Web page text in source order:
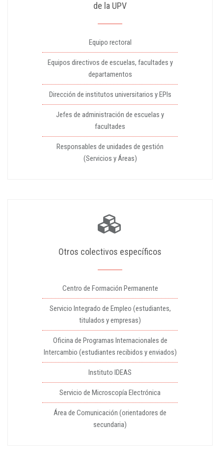
de la UPV
Equipo rectoral
Equipos directivos de escuelas, facultades y
departamentos
Dirección de institutos universitarios y EPIs
Jefes de administración de escuelas y
facultades
Responsables de unidades de gestión
(Servicios y Áreas)
Otros colectivos específicos
Centro de Formación Permanente
Servicio Integrado de Empleo (estudiantes,
titulados y empresas)
Oficina de Programas Internacionales de
Intercambio (estudiantes recibidos y enviados)
Instituto IDEAS
Servicio de Microscopía Electrónica
Área de Comunicación (orientadores de
secundaria)